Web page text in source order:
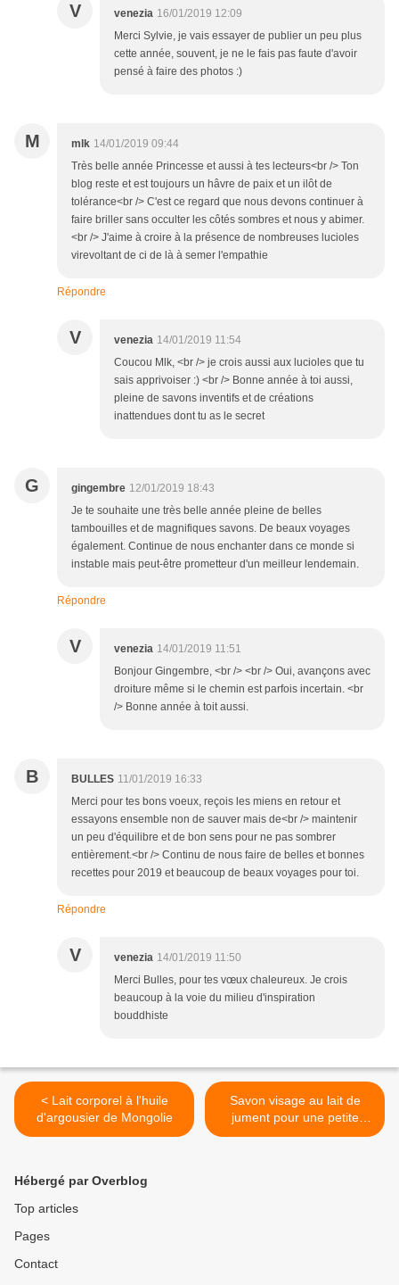
V venezia 16/01/2019 12:09
Merci Sylvie, je vais essayer de publier un peu plus
cette année, souvent, je ne le fais pas faute d'avoir
pensé à faire des photos :)
M mlk 14/01/2019 09:44
Très belle année Princesse et aussi à tes lecteurs<br /> Ton
blog reste et est toujours un hâvre de paix et un ilôt de
tolérance<br /> C'est ce regard que nous devons continuer à
faire briller sans occulter les côtés sombres et nous y abimer.
<br /> J'aime à croire à la présence de nombreuses lucioles
virevoltant de ci de là à semer l'empathie
Répondre
V venezia 14/01/2019 11:54
Coucou Mlk, <br /> je crois aussi aux lucioles que tu
sais apprivoiser :) <br /> Bonne année à toi aussi,
pleine de savons inventifs et de créations
inattendues dont tu as le secret
G gingembre 12/01/2019 18:43
Je te souhaite une très belle année pleine de belles
tambouilles et de magnifiques savons. De beaux voyages
également. Continue de nous enchanter dans ce monde si
instable mais peut-être prometteur d'un meilleur lendemain.
Répondre
V venezia 14/01/2019 11:51
Bonjour Gingembre, <br /> <br /> Oui, avançons avec
droiture même si le chemin est parfois incertain. <br
/> Bonne année à toit aussi.
B BULLES 11/01/2019 16:33
Merci pour tes bons voeux, reçois les miens en retour et
essayons ensemble non de sauver mais de<br /> maintenir
un peu d'équilibre et de bon sens pour ne pas sombrer
entièrement.<br /> Continu de nous faire de belles et bonnes
recettes pour 2019 et beaucoup de beaux voyages pour toi.
Répondre
V venezia 14/01/2019 11:50
Merci Bulles, pour tes vœux chaleureux. Je crois
beaucoup à la voie du milieu d'inspiration
bouddhiste
< Lait corporel à l'huile
d'argousier de Mongolie
Savon visage au lait de
jument pour une petite
fille… qui aime les chevaux
Hébergé par Overblog
Top articles
Pages
Contact